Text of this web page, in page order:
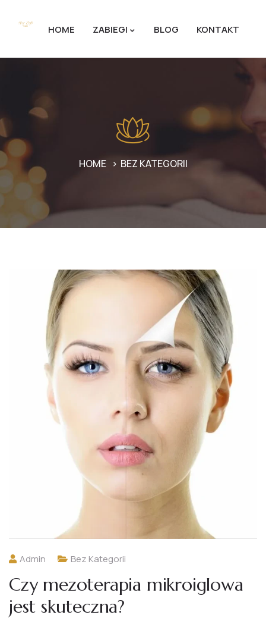
HOME ZABIEGI BLOG KONTAKT
HOME BEZ KATEGORII
Admin Bez Kategorii
Czy mezoterapia mikroiglowa
jest skuteczna?